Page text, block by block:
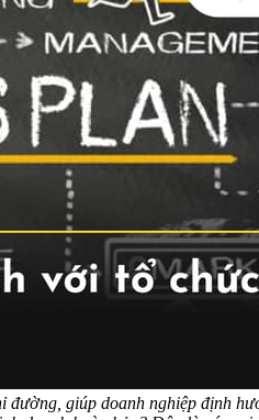
giúp doanh nghiệp định